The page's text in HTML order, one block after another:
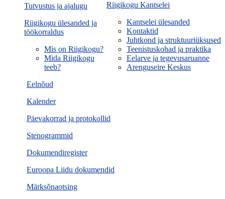
Riigikogu Kantselei
Kantselei ülesanded
Kontaktid
Juhtkond ja struktuuriüksused
Teenistuskohad ja praktika
Eelarve ja tegevusaruanne
Arenguseire Keskus
Eelnõud
Kalender
Päevakorrad ja protokollid
Stenogrammid
Dokumendiregister
Euroopa Liidu dokumendid
Märksõnaotsing
Tutvustus ja ajalugu
Riigikogu ülesanded ja
töökorraldus
Mis on Riigikogu?
Mida Riigikogu
teeb?